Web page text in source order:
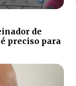
de
preciso para